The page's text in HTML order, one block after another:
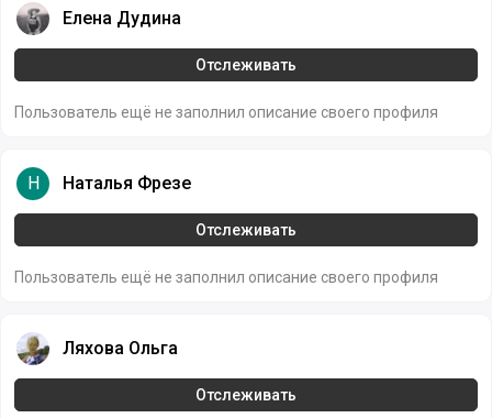
Елена Дудина
Елена Дудина
Отслеживать
Пользователь ещё не заполнил описание своего профиля
Наталья Фрезе
Н Наталья Фрезе
Отслеживать
Пользователь ещё не заполнил описание своего профиля
Ляхова Ольга
Ляхова Ольга
Отслеживать